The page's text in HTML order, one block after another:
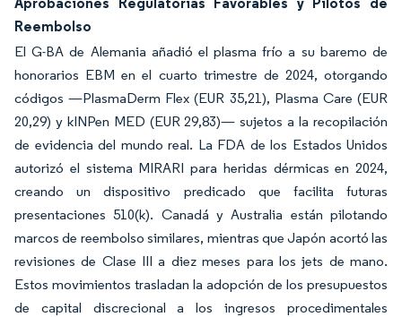
Reembolso
El G-BA de Alemania añadió el plasma frío a su baremo de
honorarios EBM en el cuarto trimestre de 2024, otorgando
códigos —PlasmaDerm Flex (EUR 35,21), Plasma Care (EUR
20,29) y kINPen MED (EUR 29,83)— sujetos a la recopilación
de evidencia del mundo real. La FDA de los Estados Unidos
autorizó el sistema MIRARI para heridas dérmicas en 2024,
creando un dispositivo predicado que facilita futuras
presentaciones 510(k). Canadá y Australia están pilotando
marcos de reembolso similares, mientras que Japón acortó las
revisiones de Clase III a diez meses para los jets de mano.
Estos movimientos trasladan la adopción de los presupuestos
de capital discrecional a los ingresos procedimentales